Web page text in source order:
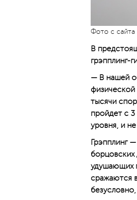
Фото с сайта
В
грэпплинг-
— В нашей
физической
тысячи
пройдет с
уровня, и
Грэпплинг
удушающих
сражаются